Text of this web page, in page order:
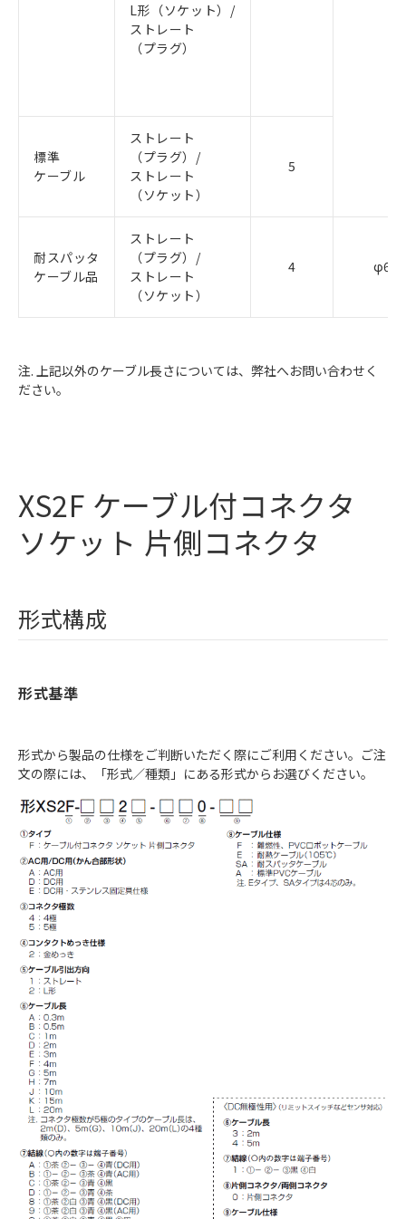
L形（ソケット）/
ストレート
（プラグ）
標準
ケーブル
ストレート
（プラグ）/
ストレート
（ソケット）
5
耐スパッタ
ケーブル品
ストレート
（プラグ）/
ストレート
（ソケット）
4 φ6.6
注. 上記以外のケーブル長さについては、弊社へお問い合わせく
ださい。
XS2F ケーブル付コネクタ
ソケット 片側コネクタ
形式構成
形式基準
形式から製品の仕様をご判断いただく際にご利用ください。ご注
文の際には、「形式／種類」にある形式からお選びください。